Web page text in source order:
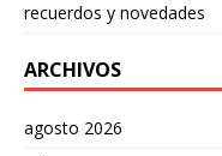
recuerdos y novedades
ARCHIVOS
agosto 2026